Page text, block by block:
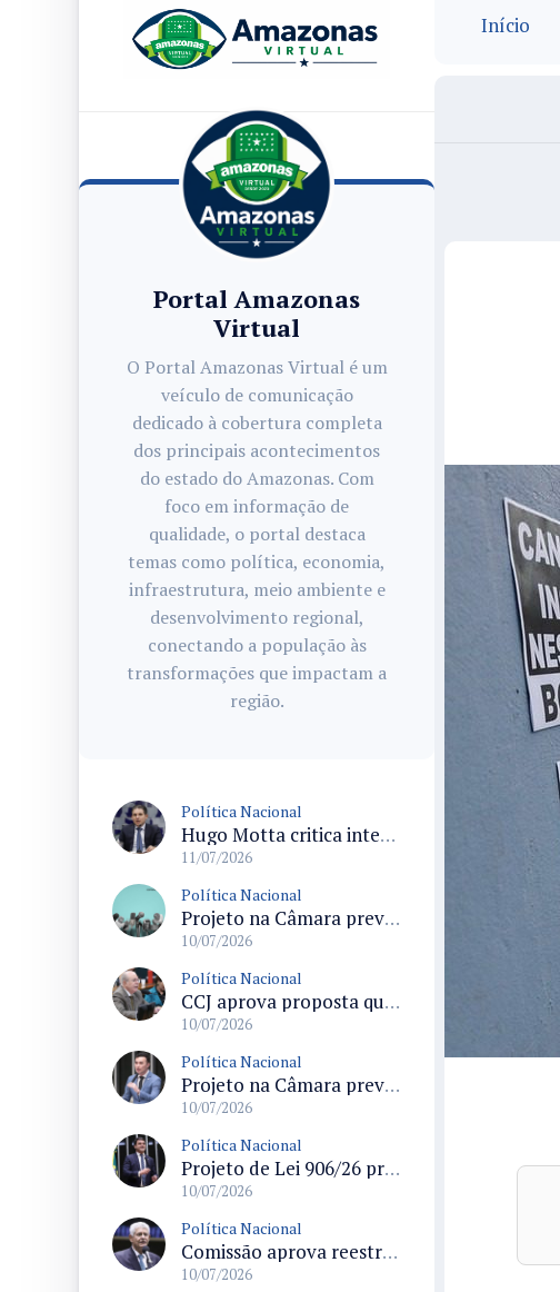
Portal Amazonas
Virtual
O Portal Amazonas Virtual é um
veículo de comunicação
dedicado à cobertura completa
dos principais acontecimentos
do estado do Amazonas. Com
foco em informação de
qualidade, o portal destaca
temas como política, economia,
infraestrutura, meio ambiente e
desenvolvimento regional,
conectando a população às
transformações que impactam a
região.
Política Nacional
Hugo Motta critica interferência judicial na atividade do Poder Legislativo
11/07/2026
Política Nacional
Projeto na Câmara prevê pagamento do seguro-defeso ao pescador artesanal durante paralisações para preservação ambiental
10/07/2026
Política Nacional
CCJ aprova proposta que altera regras de repartição do ICMS entre municípios em atividades do agronegócio
10/07/2026
Política Nacional
Projeto na Câmara prevê isenção do Imposto de Renda para profissionais da segurança pública e compensa receita com tributos sobre apostas
10/07/2026
Política Nacional
Projeto de Lei 906/26 propõe transparência no parcelamento e exige indicação de juros e taxas no preço a prazo
10/07/2026
Política Nacional
Comissão aprova reestruturação do quadro de pessoal do TRT da 4ª Região
10/07/2026
Início